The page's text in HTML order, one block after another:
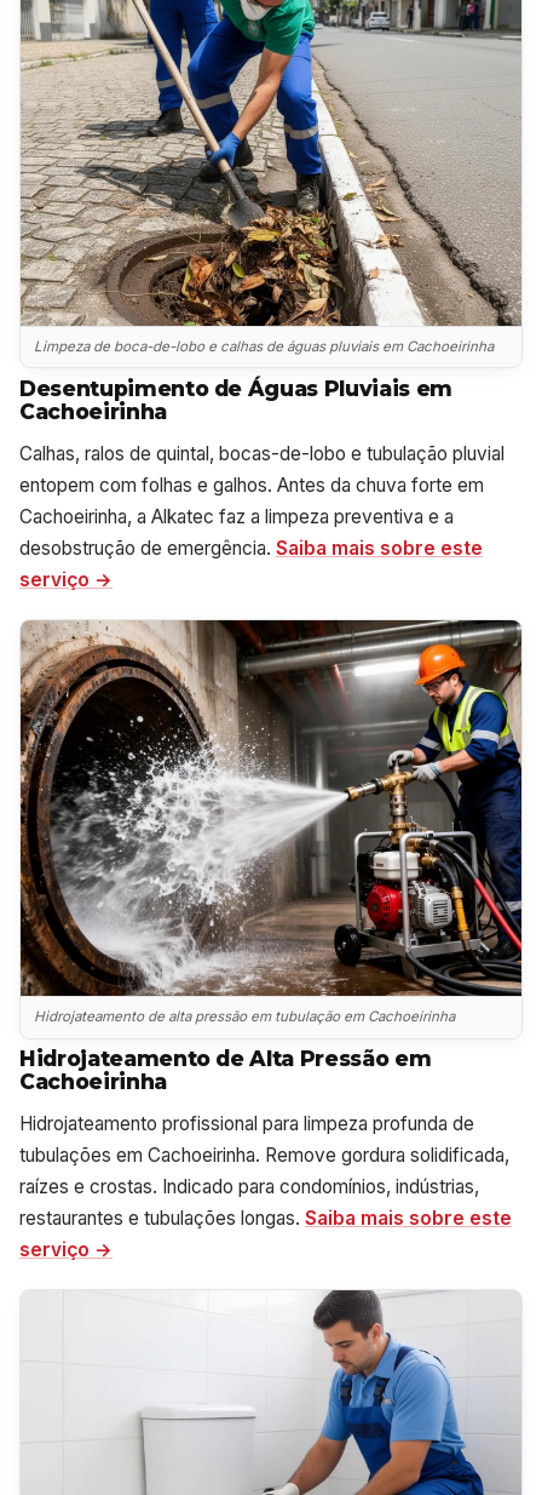
Limpeza de boca-de-lobo e calhas de águas pluviais em Cachoeirinha
Desentupimento de Águas Pluviais em
Cachoeirinha
Calhas, ralos de quintal, bocas-de-lobo e tubulação pluvial
entopem com folhas e galhos. Antes da chuva forte em
Cachoeirinha, a Alkatec faz a limpeza preventiva e a
desobstrução de emergência. Saiba mais sobre este
serviço →
Hidrojateamento de alta pressão em tubulação em Cachoeirinha
Hidrojateamento de Alta Pressão em
Cachoeirinha
Hidrojateamento profissional para limpeza profunda de
tubulações em Cachoeirinha. Remove gordura solidificada,
raízes e crostas. Indicado para condomínios, indústrias,
restaurantes e tubulações longas. Saiba mais sobre este
serviço →